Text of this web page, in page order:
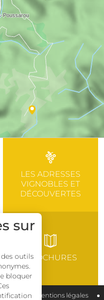
LES ADRESSES
VIGNOBLES ET
DÉCOUVERTES
BROCHURES
Mentions légales
sur
outils
bloquer